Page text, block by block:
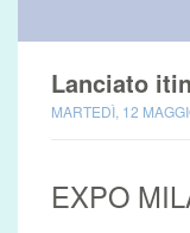
Lanciato
MARTEDÌ, 12
EXPO